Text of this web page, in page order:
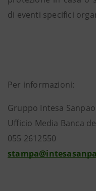
di eventi specifici
Per informazioni:
Gruppo Intesa
Ufficio Media Banca
055 2612550